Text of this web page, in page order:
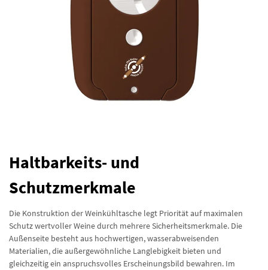
Haltbarkeits- und
Schutzmerkmale
Die Konstruktion der Weinkühltasche legt Priorität auf maximalen
Schutz wertvoller Weine durch mehrere Sicherheitsmerkmale. Die
Außenseite besteht aus hochwertigen, wasserabweisenden
Materialien, die außergewöhnliche Langlebigkeit bieten und
gleichzeitig ein anspruchsvolles Erscheinungsbild bewahren. Im